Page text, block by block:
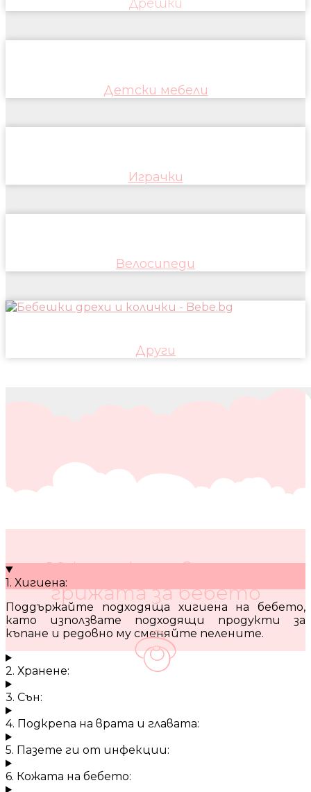
Дрешки
Детски мебели
Играчки
Велосипеди
Други
10 кратки съвета за
грижата за бебето
1. Хигиена:
Поддържайте подходяща хигиена на бебето,
като използвате подходящи продукти за
къпане и редовно му сменяйте пелените.
2. Хранене:
3. Сън:
4. Подкрепа на врата и главата:
5. Пазете ги от инфекции:
6. Кожата на бебето: